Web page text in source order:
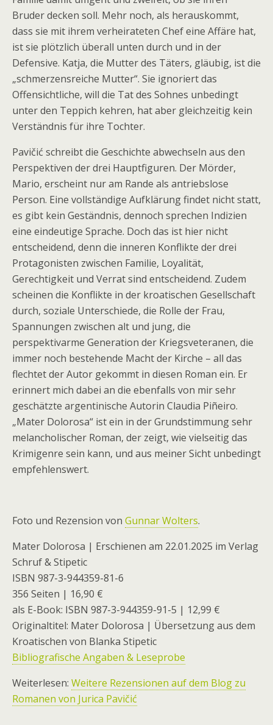
Bruder decken soll. Mehr noch, als herauskommt,
dass sie mit ihrem verheirateten Chef eine Affäre hat,
ist sie plötzlich überall unten durch und in der
Defensive. Katja, die Mutter des Täters, gläubig, ist die
„schmerzensreiche Mutter“. Sie ignoriert das
Offensichtliche, will die Tat des Sohnes unbedingt
unter den Teppich kehren, hat aber gleichzeitig kein
Verständnis für ihre Tochter.
Pavičić schreibt die Geschichte abwechseln aus den
Perspektiven der drei Hauptfiguren. Der Mörder,
Mario, erscheint nur am Rande als antriebslose
Person. Eine vollständige Aufklärung findet nicht statt,
es gibt kein Geständnis, dennoch sprechen Indizien
eine eindeutige Sprache. Doch das ist hier nicht
entscheidend, denn die inneren Konflikte der drei
Protagonisten zwischen Familie, Loyalität,
Gerechtigkeit und Verrat sind entscheidend. Zudem
scheinen die Konflikte in der kroatischen Gesellschaft
durch, soziale Unterschiede, die Rolle der Frau,
Spannungen zwischen alt und jung, die
perspektivarme Generation der Kriegsveteranen, die
immer noch bestehende Macht der Kirche – all das
flechtet der Autor gekommt in diesen Roman ein. Er
erinnert mich dabei an die ebenfalls von mir sehr
geschätzte argentinische Autorin Claudia Piñeiro.
„Mater Dolorosa“ ist ein in der Grundstimmung sehr
melancholischer Roman, der zeigt, wie vielseitig das
Krimigenre sein kann, und aus meiner Sicht unbedingt
empfehlenswert.
Foto und Rezension von Gunnar Wolters.
Mater Dolorosa | Erschienen am 22.01.2025 im Verlag
Schruf & Stipetic
ISBN 987-3-944359-81-6
356 Seiten | 16,90 €
als E-Book: ISBN 987-3-944359-91-5 | 12,99 €
Originaltitel: Mater Dolorosa | Übersetzung aus dem
Kroatischen von Blanka Stipetic
Bibliografische Angaben & Leseprobe
Weiterlesen: Weitere Rezensionen auf dem Blog zu
Romanen von Jurica Pavičić